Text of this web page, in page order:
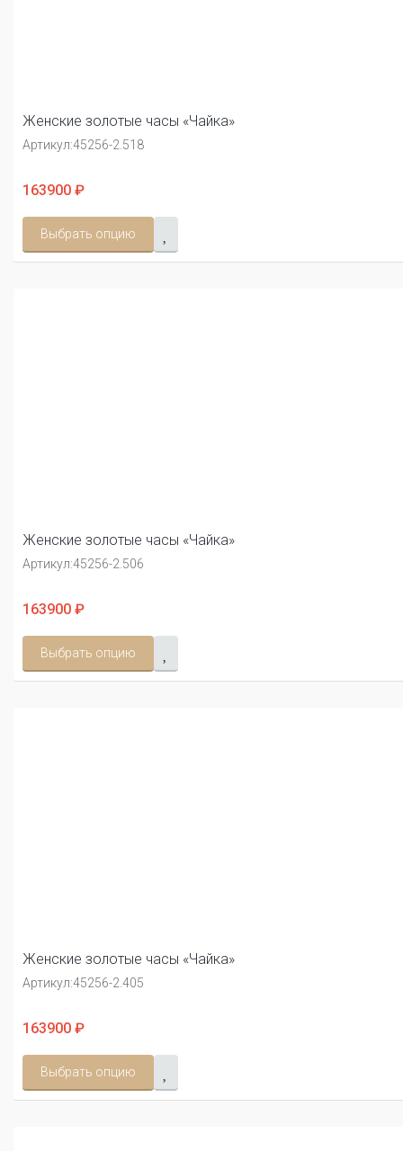
Женские золотые часы «Чайка»
Артикул:45256-2.518
163900 ₽
Выбрать опцию
Женские золотые часы «Чайка»
Артикул:45256-2.506
163900 ₽
Выбрать опцию
Женские золотые часы «Чайка»
Артикул:45256-2.405
163900 ₽
Выбрать опцию